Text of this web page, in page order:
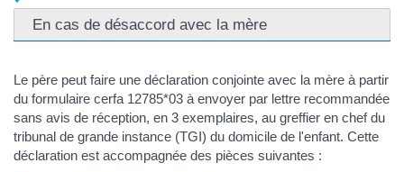
En cas de désaccord avec la mère
Le père peut faire une déclaration conjointe avec la mère à partir
du formulaire cerfa 12785*03 à envoyer par lettre recommandée
sans avis de réception, en 3 exemplaires, au greffier en chef du
tribunal de grande instance (TGI) du domicile de l'enfant. Cette
déclaration est accompagnée des pièces suivantes :